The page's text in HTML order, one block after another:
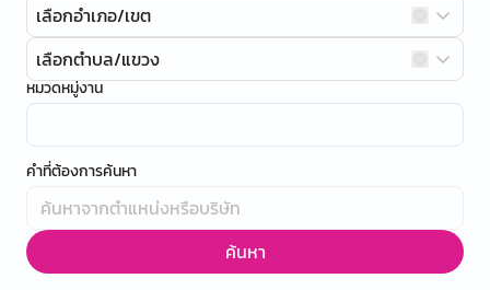
เลือกอำเภอ/เขต
เลือกตำบล/แขวง
หมวดหมู่งาน
คำที่ต้องการค้นหา
ค้นหา